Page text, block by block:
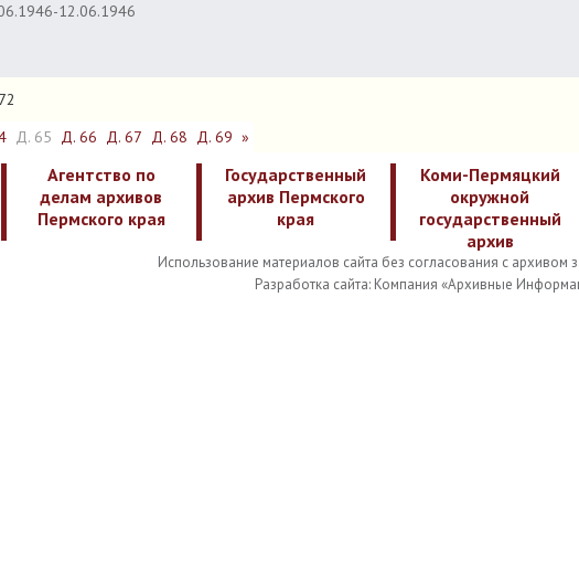
12.06.1946
Д. 65 Д. 66 Д. 67 Д. 68 Д. 69 »
Агентство по
делам архивов
Пермского края
Государственный
архив Пермского
края
Коми-Пермяцкий
окружной
государственный
архив
Использование материалов сайта без согласования с
Разработка сайта: Компания «Архивные